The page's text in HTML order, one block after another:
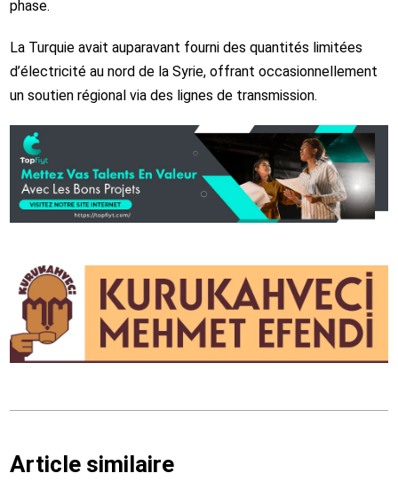
phase.
La Turquie avait auparavant fourni des quantités limitées
d’électricité au nord de la Syrie, offrant occasionnellement
un soutien régional via des lignes de transmission.
Article similaire